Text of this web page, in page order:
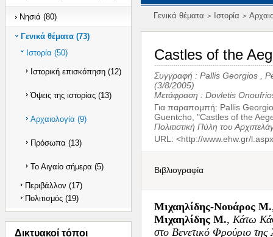
Νησιά (80)
Γενικά θέματα (73)
Ιστορία (50)
Ιστορική επισκόπηση (12)
Όψεις της ιστορίας (13)
Αρχαιολογία (9)
Πρόσωπα (13)
Το Αιγαίο σήμερα (5)
Περιβάλλον (17)
Πολιτισμός (19)
Δικτυακοί τόποι
Γενικά θέματα > Ιστορία >
Castles of the
Συγγραφή : Pallis Georgios,
(3/8/2005)
Μετάφραση : Dovletis
Για παραπομπή: Pallis
Guentcho, "Castles of the
Πολιτιστική Πύλη του
URL: <http://www.ehw.gr/
Βιβλιογραφία
Μιχαηλίδης-Νουάρος Μ.
Μιχαηλίδης Μ., Κάτω
στο Βενετικό Φρούριο